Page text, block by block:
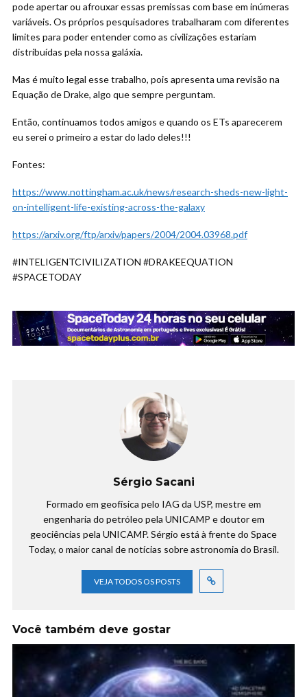
pode apertar ou afrouxar essas premissas com base em inúmeras
variáveis. Os próprios pesquisadores trabalharam com diferentes
limites para poder entender como as civilizações estariam
distribuídas pela nossa galáxia.
Mas é muito legal esse trabalho, pois apresenta uma revisão na
Equação de Drake, algo que sempre perguntam.
Então, continuamos todos amigos e quando os ETs aparecerem
eu serei o primeiro a estar do lado deles!!!
Fontes:
https://www.nottingham.ac.uk/news/research-sheds-new-light-
on-intelligent-life-existing-across-the-galaxy
https://arxiv.org/ftp/arxiv/papers/2004/2004.03968.pdf
#INTELIGENTCIVILIZATION #DRAKEEQUATION
#SPACETODAY
Sérgio Sacani
Formado em geofísica pelo IAG da USP, mestre em
engenharia do petróleo pela UNICAMP e doutor em
geociências pela UNICAMP. Sérgio está à frente do Space
Today, o maior canal de notícias sobre astronomia do Brasil.
VEJA TODOS OS POSTS
Você também deve gostar